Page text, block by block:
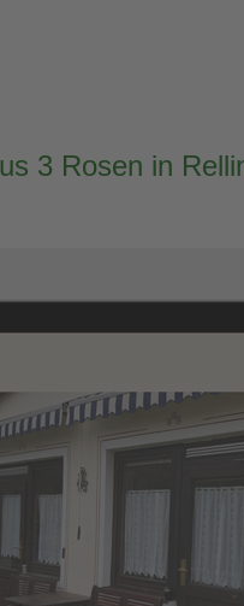
3 Rosen in